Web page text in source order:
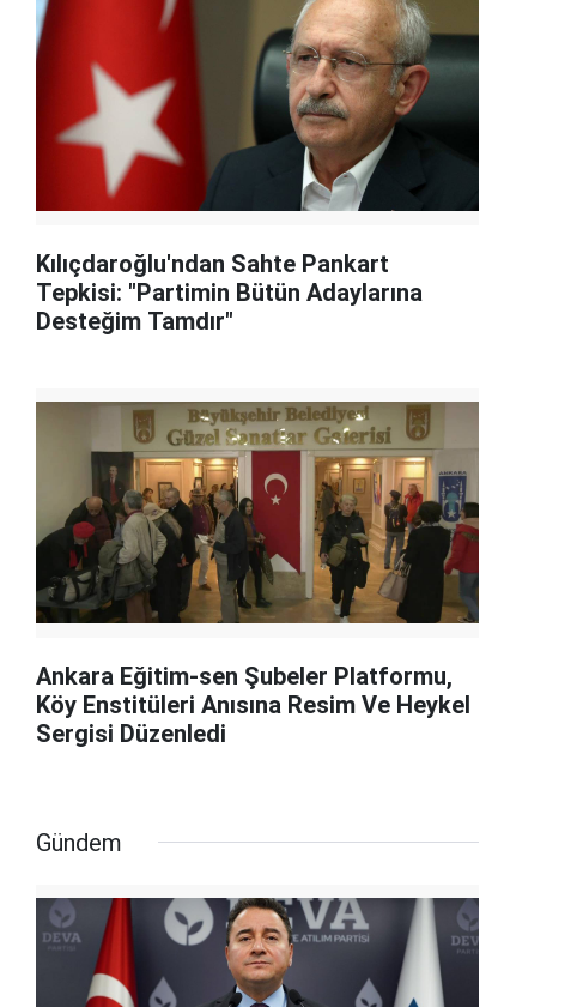
Kılıçdaroğlu'ndan Sahte Pankart
Tepkisi: "Partimin Bütün Adaylarına
Desteğim Tamdır"
Ankara Eğitim-sen Şubeler Platformu,
Köy Enstitüleri Anısına Resim Ve Heykel
Sergisi Düzenledi
Gündem